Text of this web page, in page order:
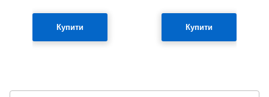
Купити Купити